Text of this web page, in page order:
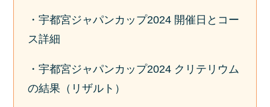
・宇都宮ジャパンカップ2024 開催日とコー
ス詳細
・宇都宮ジャパンカップ2024 クリテリウム
の結果（リザルト）